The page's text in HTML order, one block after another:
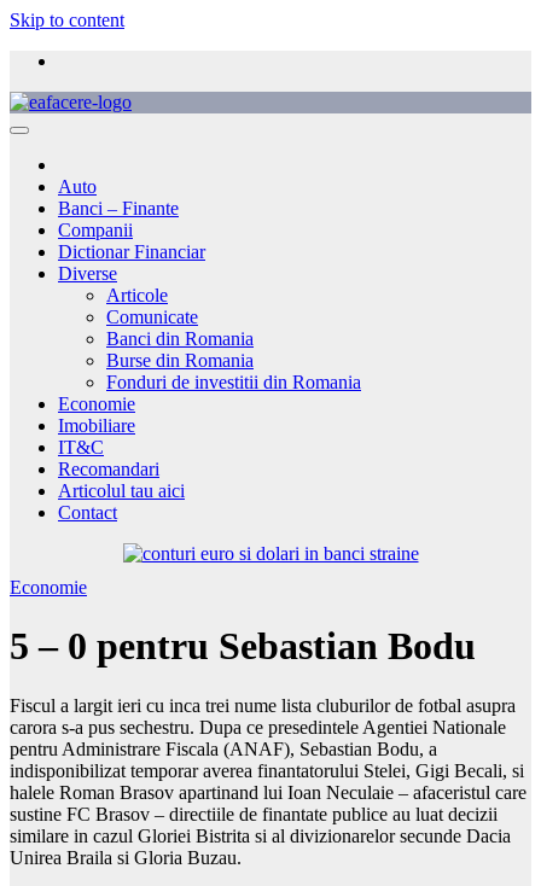
Skip to content
Auto
Banci – Finante
Companii
Dictionar Financiar
Diverse
Articole
Comunicate
Banci din Romania
Burse din Romania
Fonduri de investitii din Romania
Economie
Imobiliare
IT&C
Recomandari
Articolul tau aici
Contact
Economie
5 – 0 pentru Sebastian Bodu
Fiscul a largit ieri cu inca trei nume lista cluburilor de fotbal asupra
carora s-a pus sechestru. Dupa ce presedintele Agentiei Nationale
pentru Administrare Fiscala (ANAF), Sebastian Bodu, a
indisponibilizat temporar averea finantatorului Stelei, Gigi Becali, si
halele Roman Brasov apartinand lui Ioan Neculaie – afaceristul care
sustine FC Brasov – directiile de finantate publice au luat decizii
similare in cazul Gloriei Bistrita si al divizionarelor secunde Dacia
Unirea Braila si Gloria Buzau.